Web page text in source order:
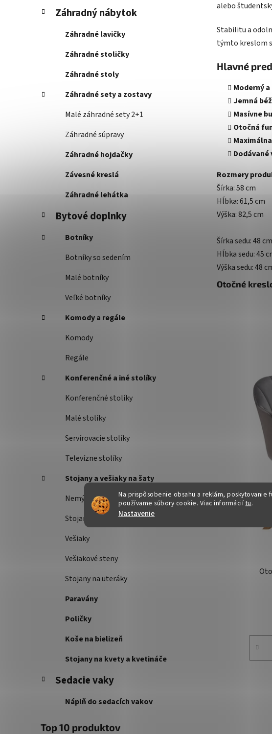
Na prispôsobenie obsahu a reklám, poskytovanie
používame súbory cookie. Viac informáciítu.
Nastavenie
Záhradný nábytok
Záhradné lavičky
Záhradné stoličky
Záhradné stoly
Záhradné sety a zostavy
Malé záhradné sety 2+1
Záhradné súpravy
Záhradné hojdačky
Závesné kreslá
Záhradné lehátka
Bytové doplnky
Botníky
Botníky so sedením
Malé botníky
Veľké botníky
Komody a regále
Komody
Regále
Konferenčné a iné stolíky
Konferenčné stolíky
Malé stolíky
Servírovacie stolíky
Televízne stolíky
Stojany a vešiaky na šaty
Nemý sluha
Stojany na šaty
Vešiaky
Vešiakové steny
Stojany na uteráky
Paravány
Poličky
Koše na bielizeň
Stojany na kvety a kvetináče
Sedacie vaky
Náplň do sedacích vakov
Top 10 produktov
alebo
Stabilitu a
týmto kreslom
Hlavné
Moderný
Jemná
Masívne
Otočná
Rozmery
Šírka: 58 cm
Hĺbka: 61,5 cm
Výška: 82,5 cm
Šírka sedu: 48 cm
Hĺbka sedu: 45
Výška sedu: 48
Otočné